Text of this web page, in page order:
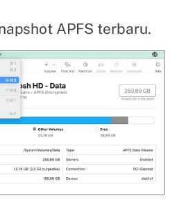
APFS terbaru.